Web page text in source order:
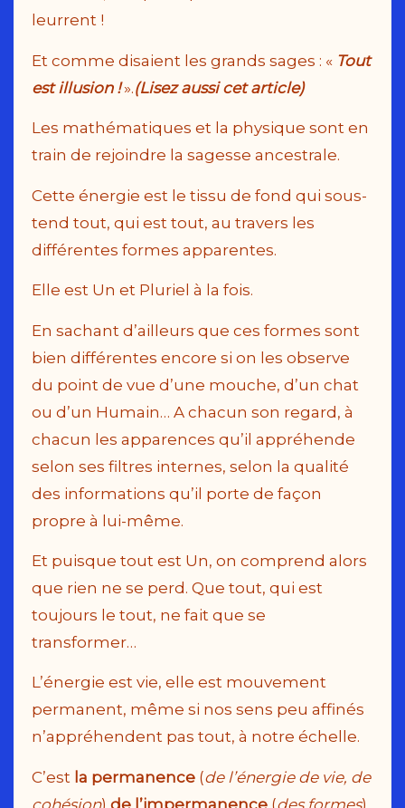
leurrent !
Et comme disaient les grands sages : « Tout
est illusion ! ».(Lisez aussi cet article)
Les mathématiques et la physique sont en
train de rejoindre la sagesse ancestrale.
Cette énergie est le tissu de fond qui sous-
tend tout, qui est tout, au travers les
différentes formes apparentes.
Elle est Un et Pluriel à la fois.
En sachant d’ailleurs que ces formes sont
bien différentes encore si on les observe
du point de vue d’une mouche, d’un chat
ou d’un Humain… A chacun son regard, à
chacun les apparences qu’il appréhende
selon ses filtres internes, selon la qualité
des informations qu’il porte de façon
propre à lui-même.
Et puisque tout est Un, on comprend alors
que rien ne se perd. Que tout, qui est
toujours le tout, ne fait que se
transformer…
L’énergie est vie, elle est mouvement
permanent, même si nos sens peu affinés
n’appréhendent pas tout, à notre échelle.
C’est la permanence (de l’énergie de vie, de
cohésion) de l’impermanence (des formes).